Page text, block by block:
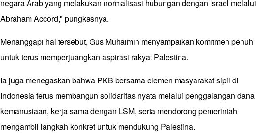
negara Arab yang melakukan normalisasi hubungan dengan Israel melalui
Abraham Accord," pungkasnya.
Menanggapi hal tersebut, Gus Muhaimin menyampaikan komitmen penuh
untuk terus memperjuangkan aspirasi rakyat Palestina.
Ia juga menegaskan bahwa PKB bersama elemen masyarakat sipil di
Indonesia terus membangun solidaritas nyata melalui penggalangan dana
kemanusiaan, kerja sama dengan LSM, serta mendorong pemerintah
mengambil langkah konkret untuk mendukung Palestina.